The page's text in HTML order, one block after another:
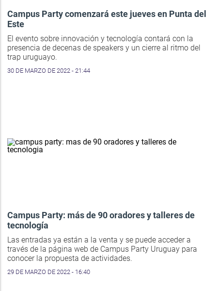
Campus Party comenzará este jueves en Punta del
Este
El evento sobre innovación y tecnología contará con la
presencia de decenas de speakers y un cierre al ritmo del
trap uruguayo.
30 DE MARZO DE 2022 - 21:44
Campus Party: más de 90 oradores y talleres de
tecnología
Las entradas ya están a la venta y se puede acceder a
través de la página web de Campus Party Uruguay para
conocer la propuesta de actividades.
29 DE MARZO DE 2022 - 16:40